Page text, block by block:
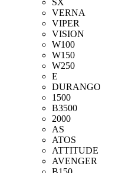
VERNA
VIPER
VISION
W100
W150
W250
E
DURANGO
1500
B3500
2000
AS
ATOS
ATTITUDE
AVENGER